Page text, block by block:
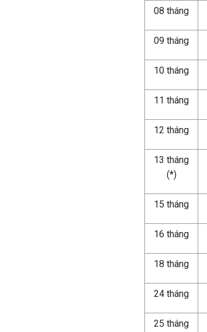
08 tháng
09 tháng
10 tháng
11 tháng
12 tháng
13 tháng
(*)
15 tháng
16 tháng
18 tháng
24 tháng
25 tháng